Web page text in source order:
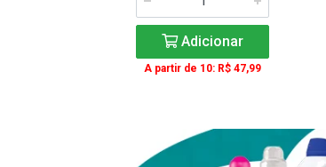
Adicionar
A partir de 10: R$ 47,99